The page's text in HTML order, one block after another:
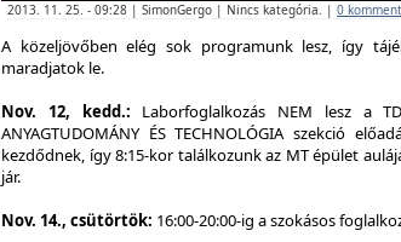
2013. 11. 25. - 09:28 | SimonGergo | Nincs kategória. | 0
A közeljövőben elég sok programunk lesz, így
maradjatok le.
Nov. 12, kedd.: Laborfoglalkozás NEM lesz a
ANYAGTUDOMÁNY ÉS TECHNOLÓGIA szekció
kezdődnek, így 8:15-kor találkozunk az MT épület
jár.
Nov. 14., csütörtök: 16:00-20:00-ig a szokásos